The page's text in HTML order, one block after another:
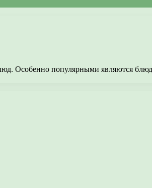
Особенно популярными являются